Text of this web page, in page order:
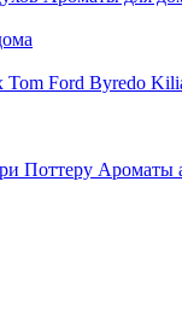
Tom Ford Byredo
Поттеру Ароматы